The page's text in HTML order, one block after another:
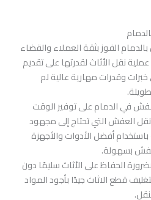
الفوز بثقة العملاء والقضاء
نقل الأثاث لقدرتها على تقديم
وقدرات مهارية عالية لم
في الدمام على توفير الوقت
العفش التي تحتاج إلى مجهود
أفضل الأدوات والأجهزة
بسهولة.
الحفاظ على الأثاث سليمًا دون
قطع الاثاث جيدًا بأجود المواد